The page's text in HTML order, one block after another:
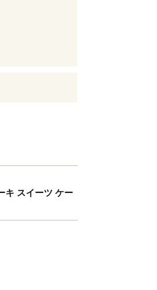
キ スイーツ ケー